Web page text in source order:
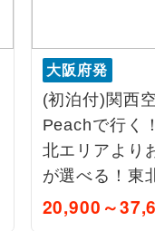
大阪府発
(初泊付)関西
Peachで行く
北エリアより
が選べる！東
間
20,900～